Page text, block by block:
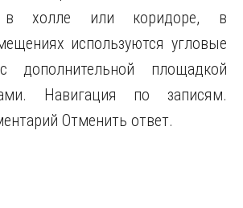
в холле или коридоре, в
используются угловые
дополнительной площадкой
Навигация по записям.
Отменить ответ.